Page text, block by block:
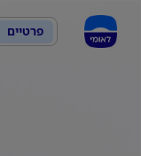
פרטיים